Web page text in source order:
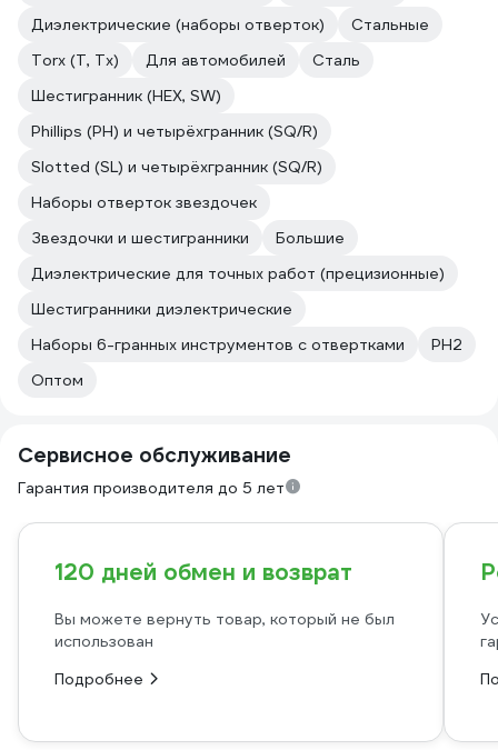
Диэлектрические (наборы отверток)
Стальные
Torx (T, Tx)
Для автомобилей
Сталь
Шестигранник (HEX, SW)
Phillips (PH) и четырёхгранник (SQ/R)
Slotted (SL) и четырёхгранник (SQ/R)
Наборы отверток звездочек
Звездочки и шестигранники
Большие
Диэлектрические для точных работ (прецизионные)
Шестигранники диэлектрические
Наборы 6-гранных инструментов с отвертками
PH2
Оптом
Сервисное обслуживание
Гарантия производителя до 5 лет
120 дней обмен и возврат
Вы можете вернуть товар, который не был
использован
Подробнее